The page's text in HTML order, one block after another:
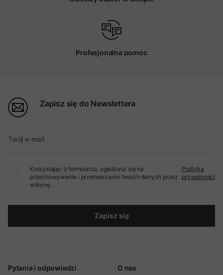
Profesjonalna pomoc
Zapisz się do Newslettera
Twój e-mail
Korzystając z formularza, zgadzasz się na
przechowywanie i przetwarzanie twoich danych przez
witrynę.
Polityka
prywatności
Zapisz się
Pytania i odpowiedzi O nas